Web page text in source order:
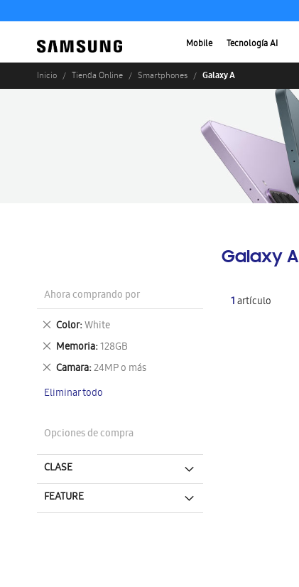
Mobile Tecnología AI
Inicio Tienda Online Smartphones Galaxy A
Galaxy A
1artículo
Ahora comprando por
Color White
Eliminar
este
artículo
Memoria 128GB
Eliminar
este
artículo
Camara 24MP o más
Eliminar
artículo
Eliminar todo
Opciones de compra
CLASE
FEATURE